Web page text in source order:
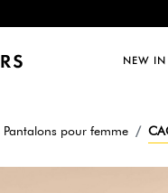
NEW IN
Pantalons pour femme